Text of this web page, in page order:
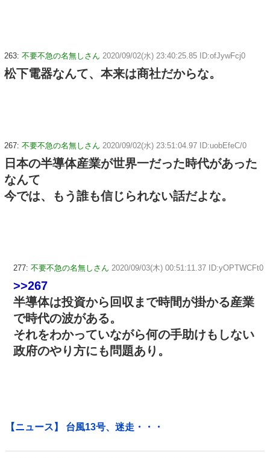
263: 不要不急の名無しさん 2020/09/02(水) 23:40:25.85 ID:ofJywFcj0
松下電器なんて、本来は商社だからな。
267: 不要不急の名無しさん 2020/09/02(水) 23:51:04.97 ID:uobEfeC/0
日本の半導体産業が世界一だった時代があった
なんて
今では、もう誰も信じられない話だよな。
277: 不要不急の名無しさん 2020/09/03(木) 00:51:11.37 ID:yOPTWCFt0
>>267
半導体は投資から回収まで時間が掛かる産業
で時代の波がある。
それをわかっていながら何の手助けもしない
政府のやり方にも問題あり。
【ニュース】 台風13号、迷走・・・